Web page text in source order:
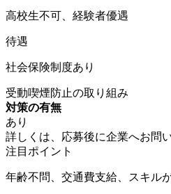
高校生不可、経験者優遇
待遇
社会保険制度あり
受動喫煙防止の取り組み
対策の有無
あり
詳しくは、応募後に企業へお問
注目ポイント
年齢不問、交通費支給、スキル